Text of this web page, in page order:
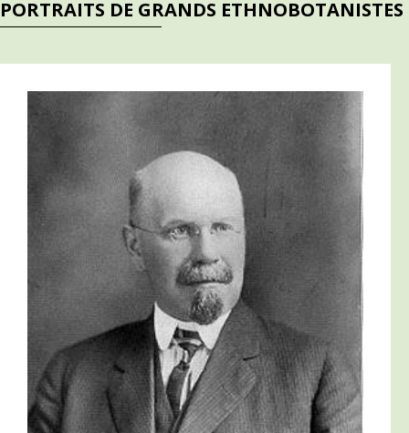
PORTRAITS DE GRANDS ETHNOBOTANISTES